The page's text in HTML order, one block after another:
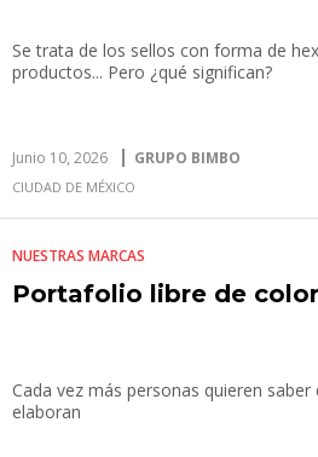
Se trata de los sellos con forma de
productos... Pero ¿qué significan?
Junio 10, 2026 GRUPO BIMBO
CIUDAD DE MÉXICO
NUESTRAS MARCAS
Portafolio libre de
Cada vez más personas quieren
elaboran